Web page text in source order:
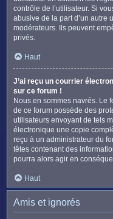
contrôle de l’utilisateur. Si
abusive de la part d’un autre
modérateurs. Ils peuvent
privés.
Haut
J’ai reçu un courrier
sur ce forum !
Nous en sommes navrés. Le
de ce forum possède des
utilisateurs envoyant de tels
électronique une copie
reçu à un administrateur du
têtes contenant des
pourra alors agir en
Haut
Amis et ignorés